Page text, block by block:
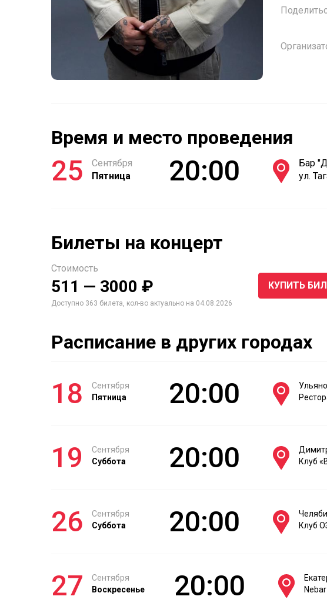
Время и место проведения
25
Сентября
Пятница
20:00
Бар
ул.
Билеты на концерт
Стоимость
511 — 3000 ₽
Доступно 363 билета, кол-во актуально на 04.08.2026
КУПИТЬ
Расписание в других городах
18
Сентября
Пятница
20:00
19
Сентября
Суббота
20:00
Клуб
26
Сентября
Суббота
20:00
Клуб
27
Сентября
Воскресенье
20:00
Nebar